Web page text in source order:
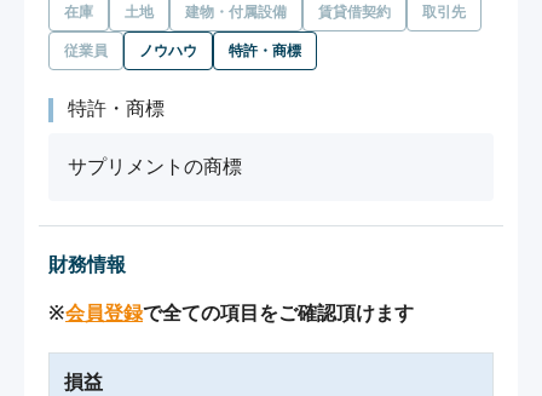
在庫 土地 建物・付属設備 賃貸借契約 取引先
従業員 ノウハウ 特許・商標
特許・商標
サプリメントの商標
財務情報
※会員登録で全ての項目をご確認頂けます
損益